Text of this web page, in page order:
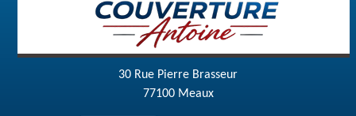
30 Rue Pierre Brasseur
77100 Meaux